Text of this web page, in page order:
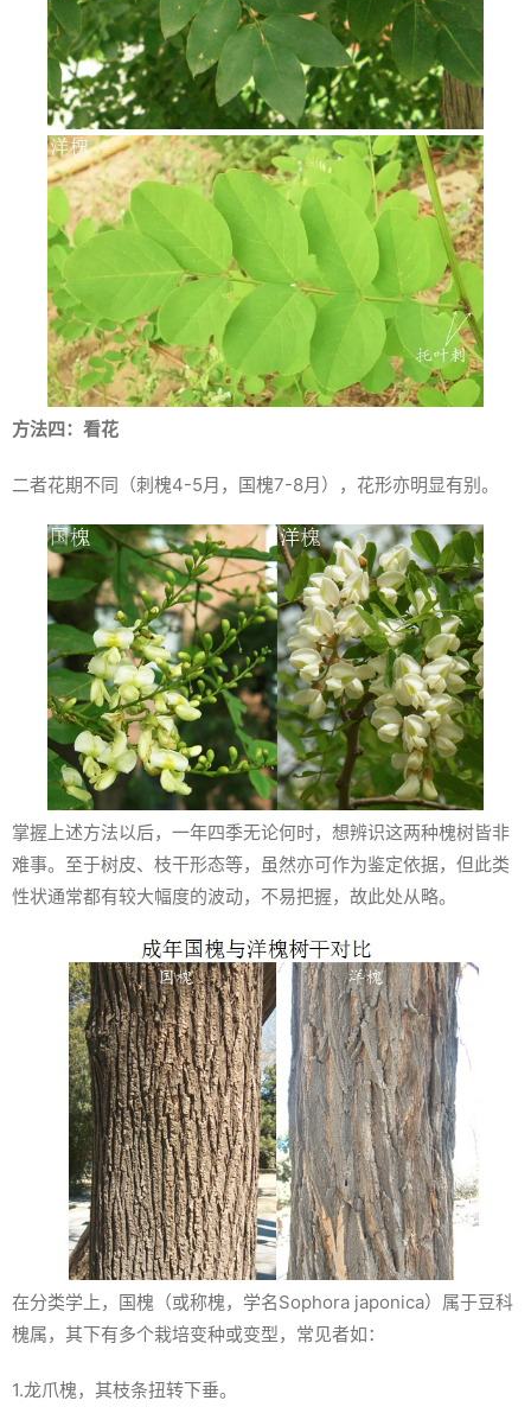
方法四：看花
二者花期不同（刺槐4-5月，国槐7-8月），花形亦明显有别。
掌握上述方法以后，一年四季无论何时，想辨识这两种槐树皆非
难事。至于树皮、枝干形态等，虽然亦可作为鉴定依据，但此类
性状通常都有较大幅度的波动，不易把握，故此处从略。
在分类学上，国槐（或称槐，学名Sophora japonica）属于豆科
槐属，其下有多个栽培变种或变型，常见者如：
1.龙爪槐，其枝条扭转下垂。